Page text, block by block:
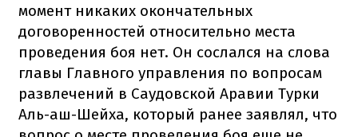
момент никаких окончательных
договоренностей относительно места
проведения боя нет. Он сослался на слова
главы Главного управления по вопросам
развлечений в Саудовской Аравии Турки
Аль-аш-Шейха, который ранее заявлял, что